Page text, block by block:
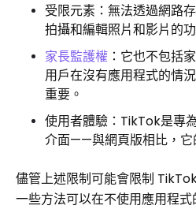
受限元素：無法透過網路
拍攝和編輯照片和影片的
家長監護權 ：它也不包括
用戶在沒有應用程式的情
重要。
使用者體驗：TikTok是專
介面——與網頁版相比，它
儘管上述限制可能會限制
一些方法可以在不使用應用程